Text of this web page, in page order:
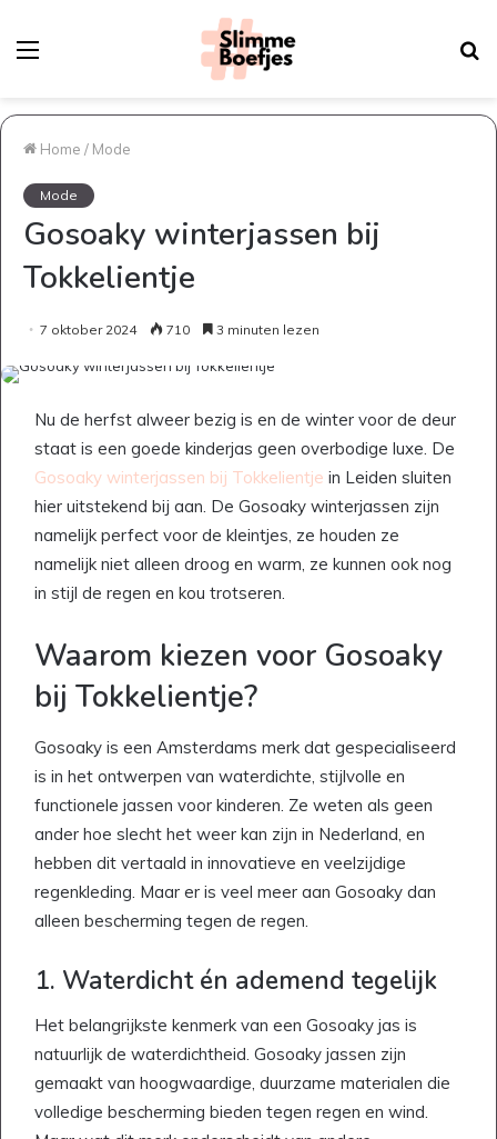
Menu
Home / Mode
Mode
Gosoaky winterjassen bij
Tokkelientje
7 oktober 2024 710 3 minuten lezen
Nu de herfst alweer bezig is en de winter voor de deur
staat is een goede kinderjas geen overbodige luxe. De
Gosoaky winterjassen bij Tokkelientje in Leiden sluiten
hier uitstekend bij aan. De Gosoaky winterjassen zijn
namelijk perfect voor de kleintjes, ze houden ze
namelijk niet alleen droog en warm, ze kunnen ook nog
in stijl de regen en kou trotseren.
Waarom kiezen voor Gosoaky
bij Tokkelientje?
Gosoaky is een Amsterdams merk dat gespecialiseerd
is in het ontwerpen van waterdichte, stijlvolle en
functionele jassen voor kinderen. Ze weten als geen
ander hoe slecht het weer kan zijn in Nederland, en
hebben dit vertaald in innovatieve en veelzijdige
regenkleding. Maar er is veel meer aan Gosoaky dan
alleen bescherming tegen de regen.
1. Waterdicht én ademend tegelijk
Het belangrijkste kenmerk van een Gosoaky jas is
natuurlijk de waterdichtheid. Gosoaky jassen zijn
gemaakt van hoogwaardige, duurzame materialen die
volledige bescherming bieden tegen regen en wind.